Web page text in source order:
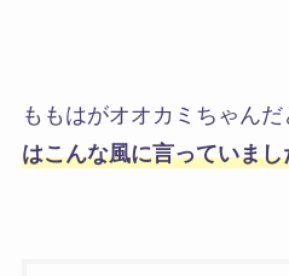
ももはがオオカミちゃんだ
はこんな風に言っていまし